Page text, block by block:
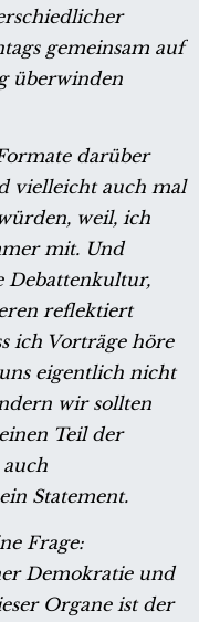
gemeinsam auf
überwinden
darüber
vielleicht auch mal
weil, ich
mit. Und
Debattenkultur,
reflektiert
ich Vorträge höre
eigentlich nicht
wir sollten
Teil der
Statement.
Frage:
Demokratie und
Organe ist der